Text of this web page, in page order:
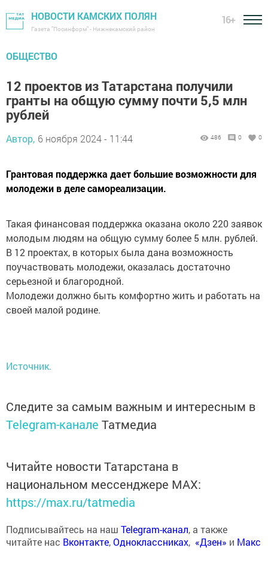
НОВОСТИ КАМСКИХ ПОЛЯН
Газета "Посинформ" - Нижнекамский район
16+
ОБЩЕСТВО
12 проектов из Татарстана получили
гранты на общую сумму почти 5,5 млн
рублей
Автор, 6 ноября 2024 - 11:44 486 0 0
Грантовая поддержка дает большие возможности для
молодежи в деле самореализации.
Такая финансовая поддержка оказана около 220 заявок
молодым людям на общую сумму более 5 млн. рублей.
В 12 проектах, в которых была дана возможность
поучаствовать молодежи, оказалась достаточно
серьезной и благородной.
Молодежи должно быть комфортно жить и работать на
своей малой родине.
Источник.
Следите за самым важным и интересным в
Telegram-канале Татмедиа
Читайте новости Татарстана в
национальном мессенджере MАХ:
https://max.ru/tatmedia
Подписывайтесь на наш Telegram-канал, а также
читайте нас Вконтакте,Одноклассниках, «Дзен» и Макс